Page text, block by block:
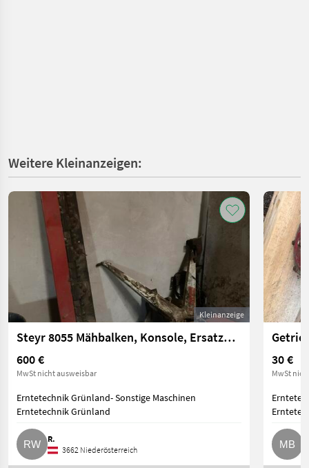
Weitere Kleinanzeigen:
Kleinanzeige
Steyr 8055 Mähbalken, Konsole, Ersatzmesser
600 €
MwSt nicht ausweisbar
Erntetechnik Grünland- Sonstige Maschinen
Erntetechnik Grünland
R.
3662 Niederösterreich
30 €
MwSt